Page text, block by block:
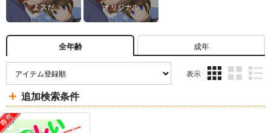
よスだ オリジナル
全年齢 成年
表示
ム
ム
ム
追加検索条件